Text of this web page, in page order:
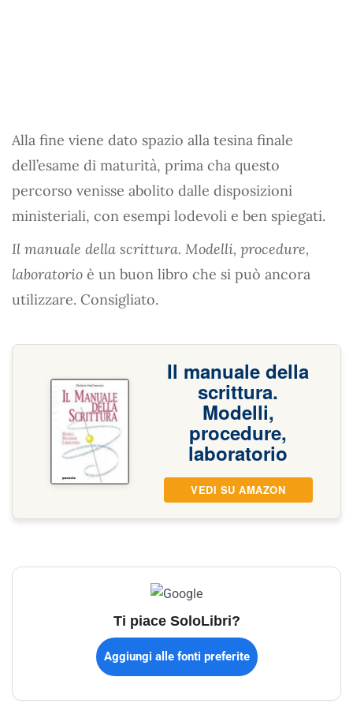
Alla fine viene dato spazio alla tesina finale
dell’esame di maturità, prima cha questo
percorso venisse abolito dalle disposizioni
ministeriali, con esempi lodevoli e ben spiegati.
Il manuale della scrittura. Modelli, procedure,
laboratorio è un buon libro che si può ancora
utilizzare. Consigliato.
Il manuale della
scrittura.
Modelli,
procedure,
laboratorio
VEDI SU AMAZON
Ti piace SoloLibri?
Aggiungi alle fonti preferite